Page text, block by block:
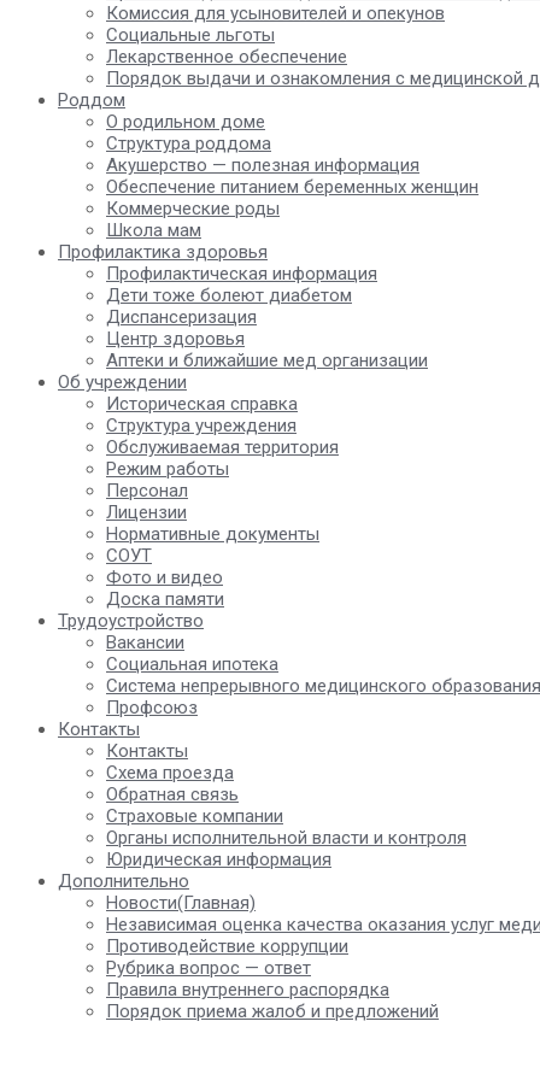
Комиссия для усыновителей и опекунов
Социальные льготы
Лекарственное обеспечение
Порядок выдачи и ознакомления с медицинской
Роддом
О родильном доме
Структура роддома
Акушерство — полезная информация
Обеспечение питанием беременных женщин
Коммерческие роды
Школа мам
Профилактика здоровья
Профилактическая информация
Дети тоже болеют диабетом
Диспансеризация
Центр здоровья
Аптеки и ближайшие мед организации
Об учреждении
Историческая справка
Структура учреждения
Обслуживаемая территория
Режим работы
Персонал
Лицензии
Нормативные документы
СОУТ
Фото и видео
Доска памяти
Трудоустройство
Вакансии
Социальная ипотека
Система непрерывного медицинского образования
Профсоюз
Контакты
Контакты
Схема проезда
Обратная связь
Страховые компании
Органы исполнительной власти и контроля
Юридическая информация
Дополнительно
Новости(Главная)
Независимая оценка качества оказания услуг
Противодействие коррупции
Рубрика вопрос — ответ
Правила внутреннего распорядка
Порядок приема жалоб и предложений